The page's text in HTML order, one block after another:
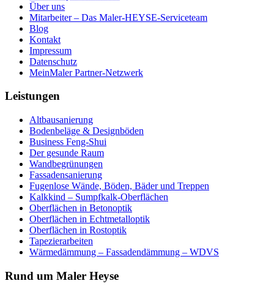
Über uns
Mitarbeiter – Das Maler-HEYSE-Serviceteam
Blog
Kontakt
Impressum
Datenschutz
MeinMaler Partner-Netzwerk
Leistungen
Altbausanierung
Bodenbeläge & Designböden
Business Feng-Shui
Der gesunde Raum
Wandbegrünungen
Fassadensanierung
Fugenlose Wände, Böden, Bäder und Treppen
Kalkkind – Sumpfkalk-Oberflächen
Oberflächen in Betonoptik
Oberflächen in Echtmetalloptik
Oberflächen in Rostoptik
Tapezierarbeiten
Wärmedämmung – Fassadendämmung – WDVS
Rund um Maler Heyse